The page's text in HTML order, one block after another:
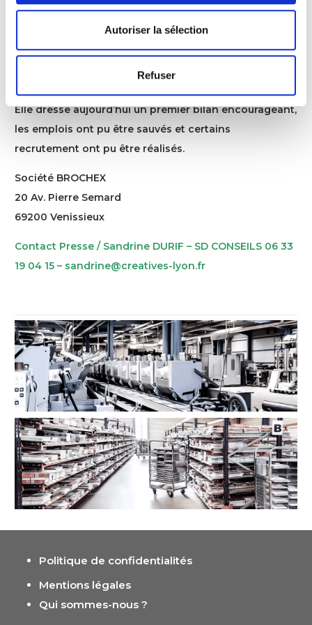
Autoriser la sélection
Refuser
Depuis sa restructuration, la société vénissianne a su
se réinventer et mettre au coeur de sa stratégie
l’innovation et l’écoute en se plaçant sur des axes
Elle dresse aujourd’hui un premier bilan encourageant,
les emplois ont pu être sauvés et certains
recrutement ont pu être réalisés.
Société BROCHEX
20 Av. Pierre Semard
69200 Venissieux
Contact Presse / Sandrine DURIF – SD CONSEILS 06 33
19 04 15 – sandrine@creatives-lyon.fr
Politique de confidentialités
Mentions légales
Qui sommes-nous ?